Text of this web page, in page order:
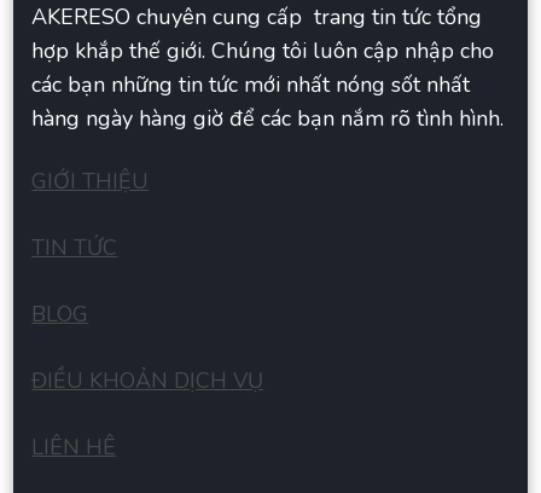
AKERESO chuyên cung cấp trang tin tức tổng
hợp khắp thế giới. Chúng tôi luôn cập nhập cho
các bạn những tin tức mới nhất nóng sốt nhất
hàng ngày hàng giờ để các bạn nắm rõ tình hình.
GIỚI THIỆU
TIN TỨC
BLOG
ĐIỀU KHOẢN DỊCH VỤ
LIÊN HÊ